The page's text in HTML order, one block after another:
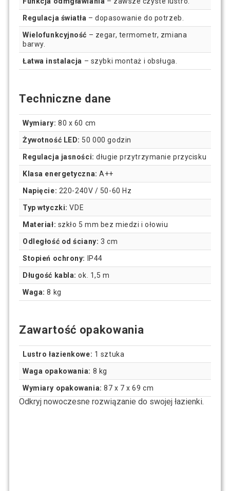
Regulacja światła – dopasowanie do potrzeb.
Wielofunkcyjność – zegar, termometr, zmiana
barwy.
Łatwa instalacja – szybki montaż i obsługa.
Techniczne dane
Wymiary: 80 x 60 cm
Żywotność LED: 50 000 godzin
Regulacja jasności: długie przytrzymanie przycisku
Klasa energetyczna: A++
Napięcie: 220-240V / 50-60 Hz
Typ wtyczki: VDE
Materiał: szkło 5 mm bez miedzi i ołowiu
Odległość od ściany: 3 cm
Stopień ochrony: IP44
Długość kabla: ok. 1,5 m
Waga: 8 kg
Zawartość opakowania
Lustro łazienkowe: 1 sztuka
Waga opakowania: 8 kg
Wymiary opakowania: 87 x 7 x 69 cm
Odkryj nowoczesne rozwiązanie do swojej łazienki.